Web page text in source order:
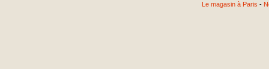
Le magasin à Paris -